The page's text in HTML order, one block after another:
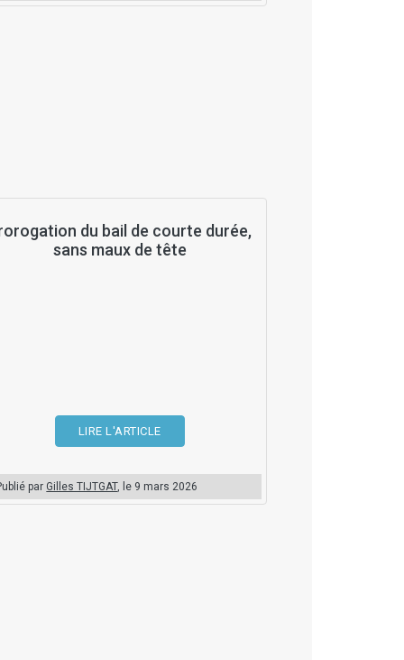
du bail de courte durée,
sans maux de tête
LIRE L'ARTICLE
par Gilles TIJTGAT, le 9 mars 2026